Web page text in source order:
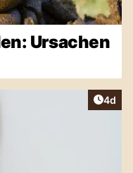
Ursachen
4d